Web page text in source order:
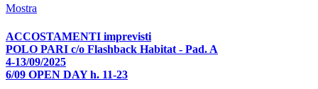
Mostra
ACCOSTAMENTI imprevisti
POLO PARI c/o Flashback Habitat - Pad. A
4-13/09/2025
6/09 OPEN DAY h. 11-23